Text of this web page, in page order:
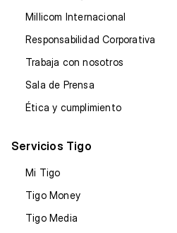
Millicom Internacional
Responsabilidad Corporativa
Trabaja con nosotros
Sala de Prensa
Ética y cumplimiento
Servicios Tigo
Mi Tigo
Tigo Money
Tigo Media